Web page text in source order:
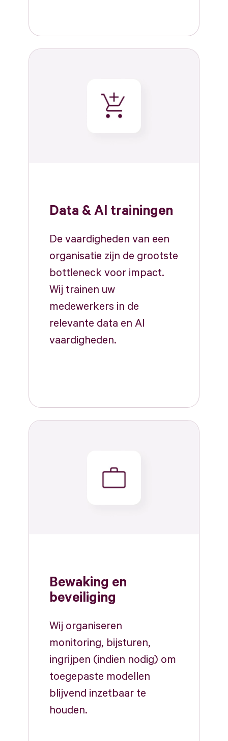
Data & AI trainingen
De vaardigheden van een
organisatie zijn de grootste
bottleneck voor impact.
Wij trainen uw
medewerkers in de
relevante data en AI
vaardigheden.
Bewaking en
beveiliging
Wij organiseren
monitoring, bijsturen,
ingrijpen (indien nodig) om
toegepaste modellen
blijvend inzetbaar te
houden.